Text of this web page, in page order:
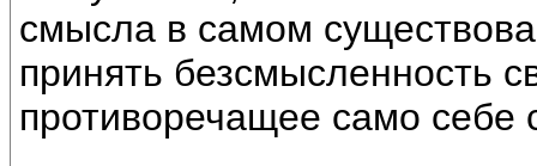
смысла в самом
принять безсмысленность
противоречащее само себе